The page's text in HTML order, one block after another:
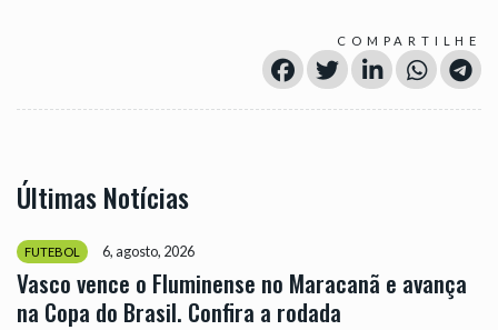
COMPARTILHE
Últimas Notícias
FUTEBOL 6, agosto, 2026
Vasco vence o Fluminense no Maracanã e avança
na Copa do Brasil. Confira a rodada